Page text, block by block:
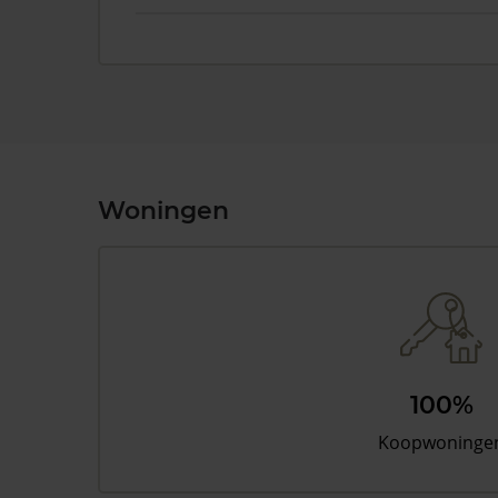
Woningen
100%